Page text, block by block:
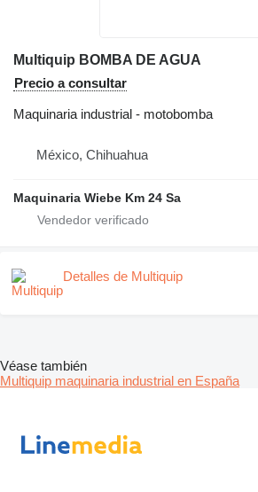
Multiquip BOMBA DE AGUA
Precio a consultar
Maquinaria industrial - motobomba
México, Chihuahua
Maquinaria Wiebe Km 24 Sa
Detalles de Multiquip
Véase también
Multiquip maquinaria industrial en España